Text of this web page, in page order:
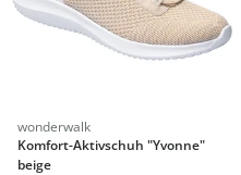
wonderwalk
Komfort-Aktivschuh "Yvonne"
beige